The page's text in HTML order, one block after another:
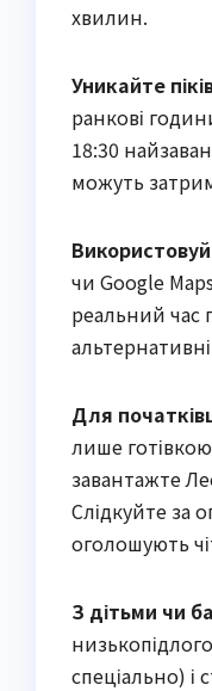
хвилин.
Уникайте
ранкові
18:30
можуть
чи Google
реальний час
Для
лише
завантажте
Слідкуйте за
оголошують
З дітьми чи
спеціально) і